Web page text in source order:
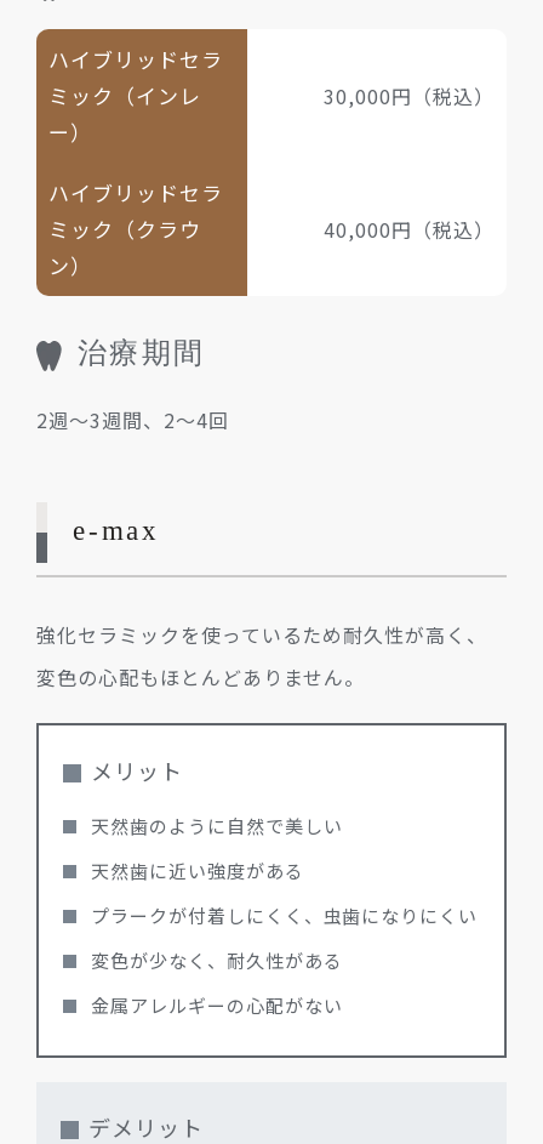
ハイブリッドセラ
ミック（インレ
ー）
30,000円（税込）
ハイブリッドセラ
ミック（クラウ
ン）
40,000円（税込）
治療期間
2週～3週間、2～4回
e-max
強化セラミックを使っているため耐久性が高く、
変色の心配もほとんどありません。
メリット
天然歯のように自然で美しい
天然歯に近い強度がある
プラークが付着しにくく、虫歯になりにくい
変色が少なく、耐久性がある
金属アレルギーの心配がない
デメリット